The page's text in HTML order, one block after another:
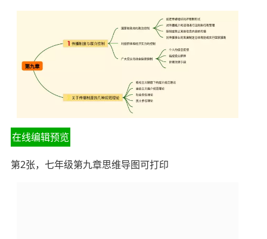
在线编辑预览
第2张，七年级第九章思维导图可打印